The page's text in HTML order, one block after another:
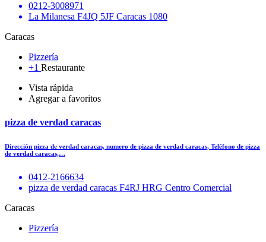
0212-3008971
La Milanesa F4JQ 5JF Caracas 1080
Caracas
Pizzería
+1 Restaurante
Vista rápida
Agregar a favoritos
pizza de verdad caracas
Dirección pizza de verdad caracas, numero de pizza de verdad caracas, Teléfono de pizza
de verdad caracas,…
0412-2166634
pizza de verdad caracas F4RJ HRG Centro Comercial
Caracas
Pizzería